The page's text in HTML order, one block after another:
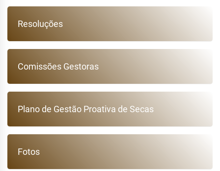
Resoluções
Comissões Gestoras
Plano de Gestão Proativa de Secas
Fotos